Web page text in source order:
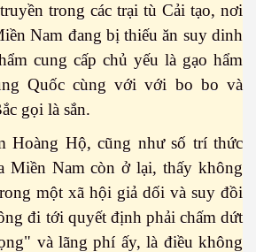
trong các trại tù Cải tạo, nơi
Nam đang bị thiếu ăn suy dinh
cung cấp chủ yếu là gạo hẩm
Quốc cùng với với bo bo và
gọi là sắn.
Hoàng Hộ, cũng như số trí thức
Miền Nam còn ở lại, thấy không
một xã hội giả dối và suy đồi
đi tới quyết định phải chấm dứt
và lãng phí ấy, là điều không